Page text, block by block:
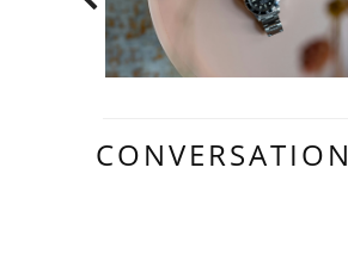
CONVERSATION